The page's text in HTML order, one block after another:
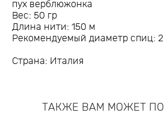
пух верблюжонка
Вес: 50 гр
Длина нити: 150 м
Рекомендуемый диаметр спиц:
Страна: Италия
ТАКЖЕ ВАМ МОЖЕТ